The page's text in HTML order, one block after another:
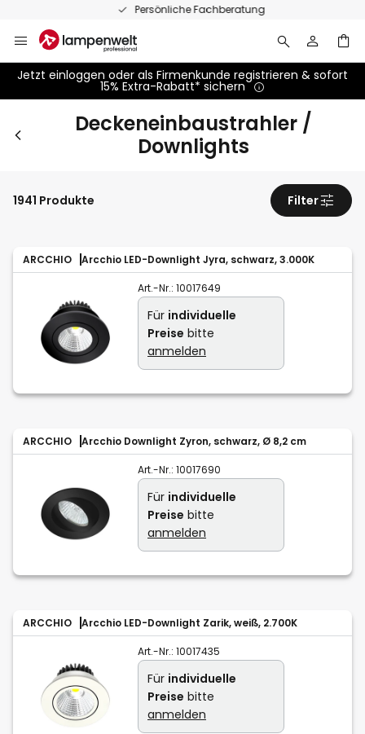
Persönliche Fachberatung
Inhalt
springen
Jetzt einloggen oder als Firmenkunde registrieren & sofort
15% Extra-Rabatt* sichern
Deckeneinbaustrahler /
Downlights
ARCCHIO Arcchio LED-Downlight Jyra, schwarz, 3.000K
Art.-Nr.: 10017649
Für individuelle
Preise bitte
anmelden
ARCCHIO Arcchio Downlight Zyron, schwarz, Ø 8,2 cm
Art.-Nr.: 10017690
Für individuelle
Preise bitte
anmelden
ARCCHIO Arcchio LED-Downlight Zarik, weiß, 2.700K
Art.-Nr.: 10017435
Für individuelle
Preise bitte
anmelden
1941 Produkte Filter